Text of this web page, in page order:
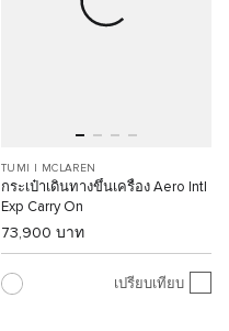
TUMI I MCLAREN
กระเป๋าเดินทางขึ้นเครื่อง Aero Intl
Exp Carry On
73,900 บาท
เปรียบเทียบ